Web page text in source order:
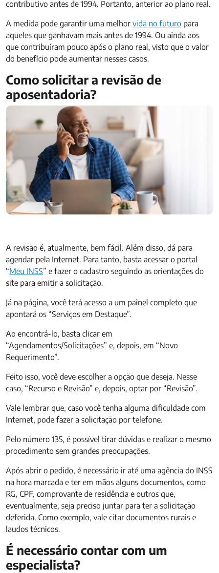
contributivo antes de 1994. Portanto, anterior ao plano real.
A medida pode garantir uma melhor vida no futuro para
aqueles que ganhavam mais antes de 1994. Ou ainda aos
que contribuíram pouco após o plano real, visto que o valor
do benefício pode aumentar nesses casos.
Como solicitar a revisão de
aposentadoria?
A revisão é, atualmente, bem fácil. Além disso, dá para
agendar pela Internet. Para tanto, basta acessar o portal
“Meu INSS” e fazer o cadastro seguindo as orientações do
site para emitir a solicitação.
Já na página, você terá acesso a um painel completo que
apontará os “Serviços em Destaque”.
Ao encontrá-lo, basta clicar em
“Agendamentos/Solicitações” e, depois, em “Novo
Requerimento”.
Feito isso, você deve escolher a opção que deseja. Nesse
caso, “Recurso e Revisão” e, depois, optar por “Revisão”.
Vale lembrar que, caso você tenha alguma dificuldade com
Internet, pode fazer a solicitação por telefone.
Pelo número 135, é possível tirar dúvidas e realizar o mesmo
procedimento sem grandes preocupações.
Após abrir o pedido, é necessário ir até uma agência do INSS
na hora marcada e ter em mãos alguns documentos, como
RG, CPF, comprovante de residência e outros que,
eventualmente, seja preciso juntar para ter a solicitação
deferida. Como exemplo, vale citar documentos rurais e
laudos técnicos.
É necessário contar com um
especialista?